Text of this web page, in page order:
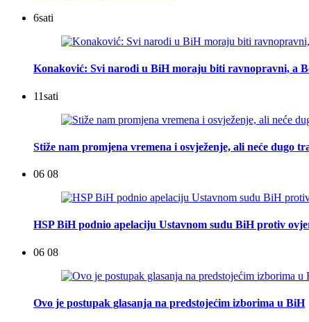
6sati
Konaković: Svi narodi u BiH moraju biti ravnopravni, a
11sati
Stiže nam promjena vremena i osvježenje, ali neće dugo
06 08
HSP BiH podnio apelaciju Ustavnom sudu BiH protiv
06 08
Ovo je postupak glasanja na predstojećim izborima u BiH